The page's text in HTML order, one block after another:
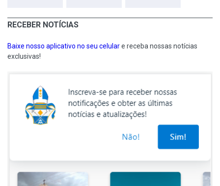
RECEBER NOTÍCIAS
Baixe nosso aplicativo no seu celulare receba nossas notícias
exclusivas!